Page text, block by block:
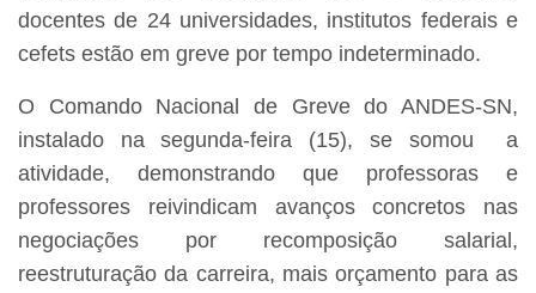
docentes de 24 universidades, institutos federais e
cefets estão em greve por tempo indeterminado.
O Comando Nacional de Greve do ANDES-SN,
instalado na segunda-feira (15), se somou a
atividade, demonstrando que professoras e
professores reivindicam avanços concretos nas
negociações por recomposição salarial,
reestruturação da carreira, mais orçamento para as